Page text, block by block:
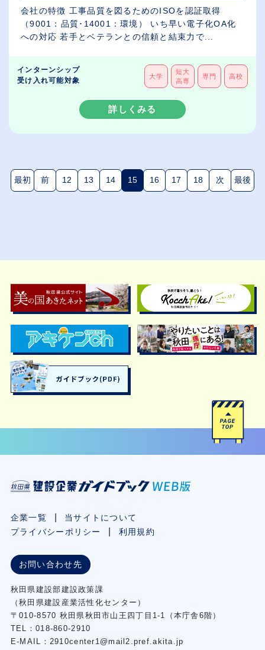
会社の特徴 工事品質を図るためのISOを認証取得
（9001：品質･14001：環境） いち早い電子化OA化
への対応 若手とベテランとの信頼と結束力で...
インターンシップ
受け入れ可能対象
大学
短大
高専
専門 高校
詳しくみる
最初 前 12 13 14 15(現在のページ)
16 17 18 次 最後
企業一覧
当サイトについて
プライバシーポリシー
利用規約
お問い合わせ先
秋⽥県建設部建設政策課
（秋⽥県建設産業活性化センター）
〒010-8570 秋田県秋田市⼭王四丁⽬1-1（本庁舎6階）
TEL：018-860-2910
E-MAIL：2910center1@mail2.pref.akita.jp